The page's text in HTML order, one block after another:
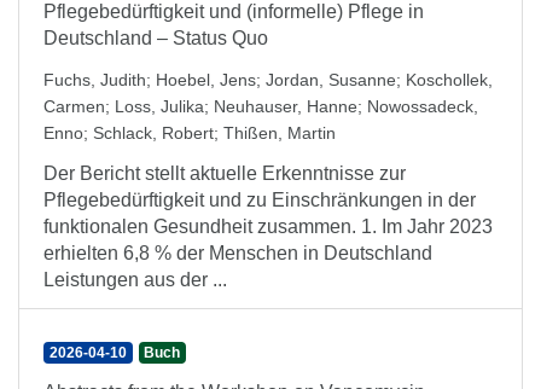
Pflegebedürftigkeit und (informelle) Pflege in
Deutschland – Status Quo
Fuchs, Judith; Hoebel, Jens; Jordan, Susanne; Koschollek,
Carmen; Loss, Julika; Neuhauser, Hanne; Nowossadeck,
Enno; Schlack, Robert; Thißen, Martin
Der Bericht stellt aktuelle Erkenntnisse zur
Pflegebedürftigkeit und zu Einschränkungen in der
funktionalen Gesundheit zusammen. 1. Im Jahr 2023
erhielten 6,8 % der Menschen in Deutschland
Leistungen aus der ...
2026-04-10 Buch